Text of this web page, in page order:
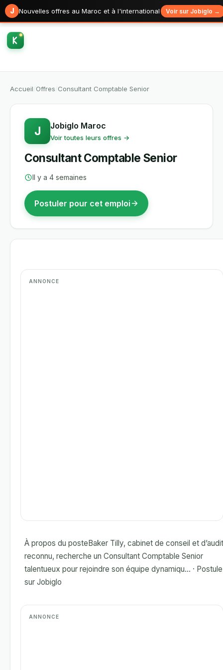
J Nouvelles offres au Maroc et à l'international Voir sur Jobiglo →
Accueil Offres Consultant Comptable Senior
J Jobiglo Maroc
Voir toutes leurs offres →
Consultant Comptable Senior
Il y a 4 semaines
Postuler pour cet emploi
À propos du posteBaker Tilly, cabinet de conseil et d’audit
reconnu, recherche un Consultant Comptable Senior
talentueux pour rejoindre son équipe dynamiqu... ·
sur Jobiglo